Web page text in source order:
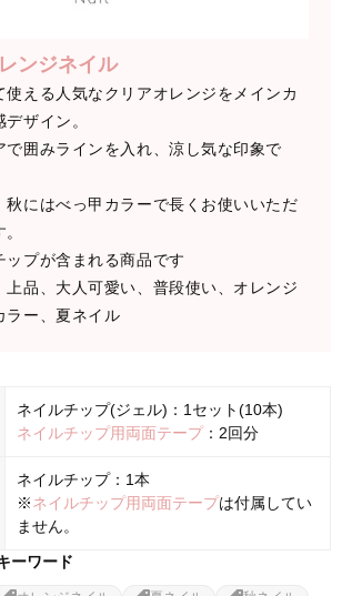
ンジネイル
使える人気なクリアオレンジをメインカ
ザイン。
で囲みラインを入れ、涼し気な印象で
秋にはべっ甲カラーで長くお使いいただ
プが含まれる商品です
上品、大人可愛い、普段使い、オレンジ
ラー、夏ネイル
ネイルチップ(ジェル)：1セット(10本)
ネイルチップ用両面テープ：2回分
ネイルチップ：1本
※ネイルチップ用両面テープは付属してい
ません。
ーワード